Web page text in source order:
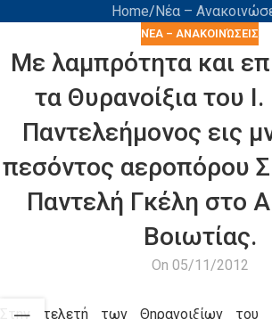
Home Νέα –
ΝΈΑ – ΑΝΑΚΟΙΝΏΣΕΙΣ
Με λαμπρότητα και
τα Θυρανοίξια του
Παντελεήμονος εις
πεσόντος αεροπόρου
Παντελή Γκέλη στο
Βοιωτίας.
On 05/11/2012
Στην τελετή των Θηρανοιξίων του